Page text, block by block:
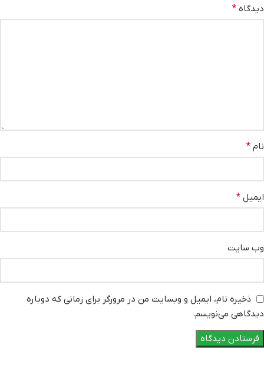
دیدگاه *
نام *
ایمیل *
وب‌ سایت
ذخیره نام، ایمیل و وبسایت من در مرورگر برای زمانی که دوباره
دیدگاهی می‌نویسم.